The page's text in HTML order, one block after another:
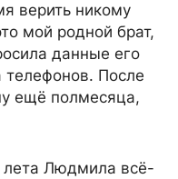
верить никому
мой родной брат,
данные его
После
ещё полмесяца,
лета Людмила всё-